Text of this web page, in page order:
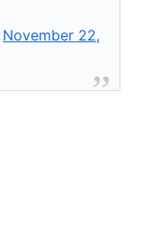
November 22,